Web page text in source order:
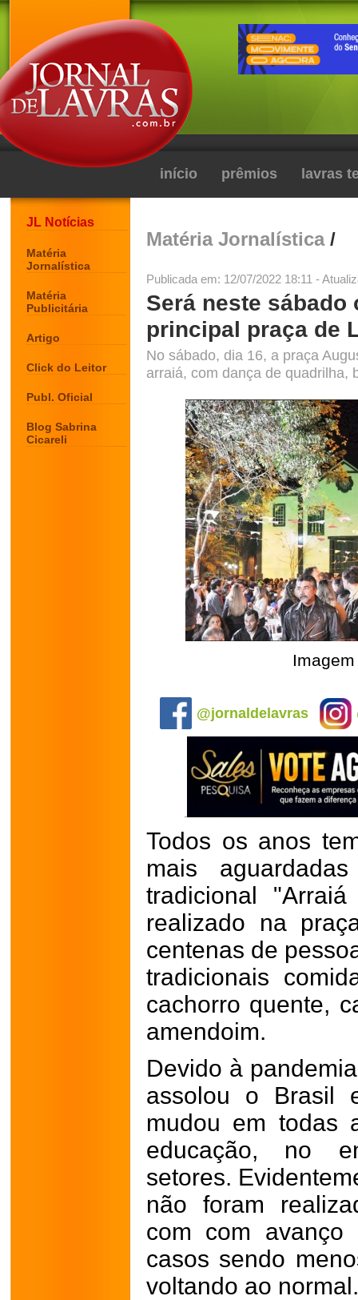
início prêmios lavras
JL Notícias
Matéria
Jornalística
Matéria
Publicitária
Artigo
Click do Leitor
Publ. Oficial
Blog Sabrina
Cicareli
Matéria Jornalística/
Publicada em: 12/07/2022 18:11 -
Será neste sábado
principal praça de
No sábado, dia 16, a praça
arraiá, com dança de quadrilha,
@jornaldelavras
Todos os anos
mais
tradicional
realizado na
centenas de
tradicionais
cachorro quente,
amendoim.
Devido à
assolou o Brasil
mudou em todas
educação, no
setores.
não foram
com com
casos sendo
voltando ao normal.